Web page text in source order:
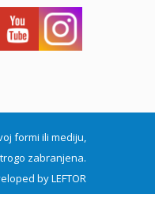
formi ili mediju,
zabranjena.
byLEFTOR